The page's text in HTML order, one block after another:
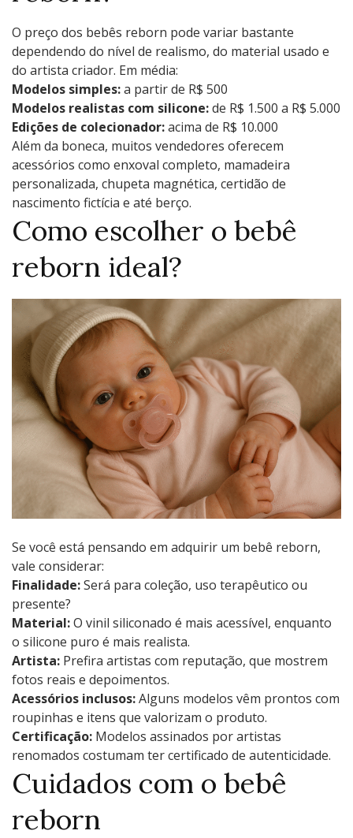
O preço dos bebês reborn pode variar bastante
dependendo do nível de realismo, do material usado e
do artista criador. Em média:
Modelos simples:a partir de R$ 500
Modelos realistas com silicone:de R$ 1.500 a R$ 5.000
Edições de colecionador:acima de R$ 10.000
Além da boneca, muitos vendedores oferecem
acessórios como enxoval completo, mamadeira
personalizada, chupeta magnética, certidão de
nascimento fictícia e até berço.
Como escolher o bebê
reborn ideal?
Se você está pensando em adquirir um bebê reborn,
vale considerar:
Finalidade:Será para coleção, uso terapêutico ou
presente?
Material:O vinil siliconado é mais acessível, enquanto
o silicone puro é mais realista.
Artista: Prefira artistas com reputação, que mostrem
fotos reais e depoimentos.
Acessórios inclusos:Alguns modelos vêm prontos com
roupinhas e itens que valorizam o produto.
Certificação: Modelos assinados por artistas
renomados costumam ter certificado de autenticidade.
Cuidados com o bebê
reborn